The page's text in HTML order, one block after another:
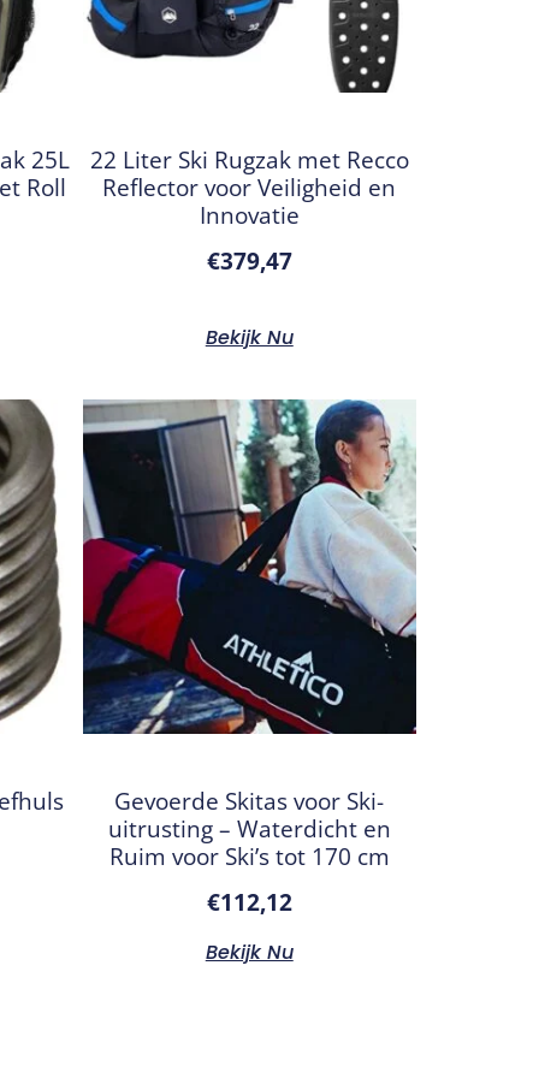
25L
Roll
22 Liter Ski Rugzak met Recco
Reflector voor Veiligheid en
Innovatie
€379,47
Bekijk Nu
Gevoerde Skitas voor Ski-
uitrusting – Waterdicht en
Ruim voor Ski’s tot 170 cm
€112,12
Bekijk Nu